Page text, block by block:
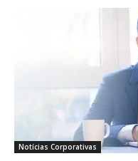
Notícias Corporativas